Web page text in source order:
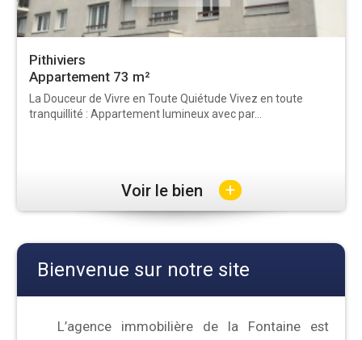
Pithiviers
Appartement 73 m²
La Douceur de Vivre en Toute Quiétude Vivez en toute
tranquillité : Appartement lumineux avec par...
Voir le bien +
Bienvenue sur notre site
L’agence immobilière de la Fontaine est